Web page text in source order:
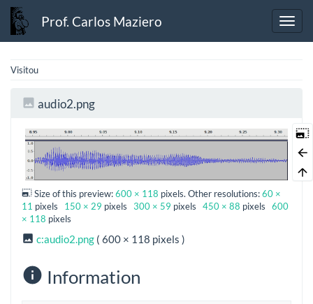
Prof. Carlos Maziero
Visitou
audio2.png
Size of this preview:600 × 118 pixels. Other resolutions:60 ×
11 pixels 150 × 29 pixels 300 × 59 pixels 450 × 88 pixels 600
× 118 pixels
c:audio2.png ( 600 × 118 pixels )
Information